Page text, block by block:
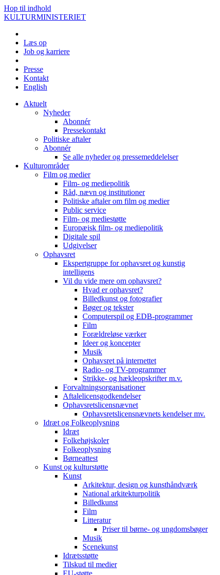
Hop til indhold
KULTURMINISTERIET
Læs op
Job og karriere
Presse
Kontakt
English
Aktuelt
Nyheder
Abonnér
Pressekontakt
Politiske aftaler
Abonnér
Se alle nyheder og pressemeddelelser
Kulturområder
Film og medier
Film- og mediepolitik
Råd, nævn og institutioner
Politiske aftaler om film og medier
Public service
Film- og mediestøtte
Europæisk film- og mediepolitik
Digitale spil
Udgivelser
Ophavsret
Ekspertgruppe for ophavsret og kunstig
intelligens
Vil du vide mere om ophavsret?
Hvad er ophavsret?
Billedkunst og fotografier
Bøger og tekster
Computerspil og EDB-programmer
Film
Forældreløse værker
Ideer og koncepter
Musik
Ophavsret på internettet
Radio- og TV-programmer
Strikke- og hækleopskrifter m.v.
Forvaltningsorganisationer
Aftalelicensgodkendelser
Ophavsretslicensnævnet
Ophavsretslicensnævnets kendelser mv.
Idræt og Folkeoplysning
Idræt
Folkehøjskoler
Folkeoplysning
Børneattest
Kunst og kulturstøtte
Kunst
Arkitektur, design og kunsthåndværk
National arkitekturpolitik
Billedkunst
Film
Litteratur
Priser til børne- og ungdomsbøger
Musik
Scenekunst
Idrætsstøtte
Tilskud til medier
EU-støtte